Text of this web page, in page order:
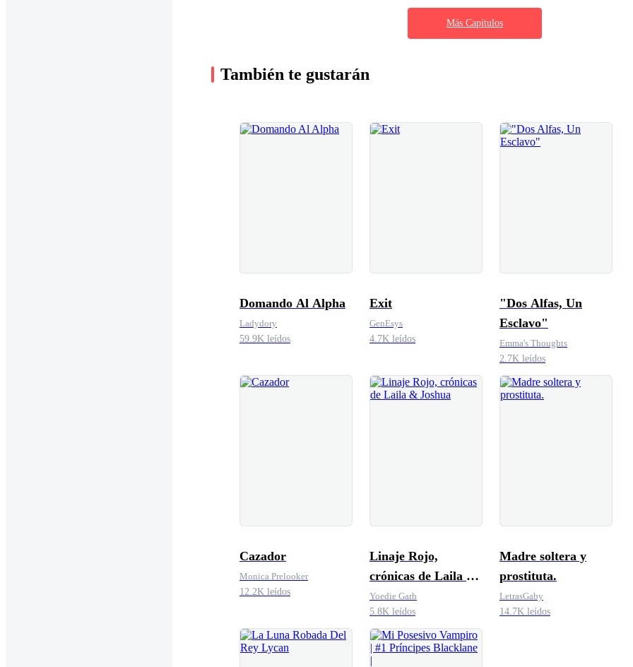
Más Capítulos
También te gustarán
Domando Al Alpha
Ladydory
59.9K leídos
Exit
GenEsys
4.7K leídos
"Dos Alfas, Un
Esclavo"
Emma's Thoughts
2.7K leídos
Cazador
Monica Prelooker
12.2K leídos
Linaje Rojo,
crónicas de Laila &
Joshua
Yoedie Garh
5.8K leídos
Madre soltera y
prostituta.
LetrasGaby
14.7K leídos